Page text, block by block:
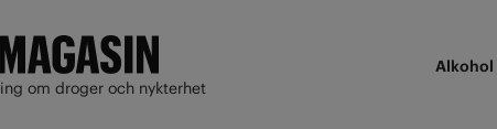
om droger och nykterhet
Alkohol